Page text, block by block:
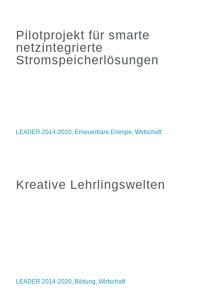
Pilotprojekt für smarte
netzintegrierte
Stromspeicherlösungen
LEADER 2014-2020, Erneuerbare Energie,Wirtschaft
Kreative Lehrlingswelten
LEADER 2014-2020, Bildung,Wirtschaft